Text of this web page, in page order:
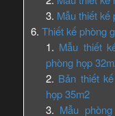
Mẫu thiết kế
Thiết kế phòng
Mẫu thiết
phòng họp
Bản thiết
họp 35m2
Mẫu